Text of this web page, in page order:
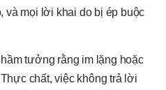
và mọi lời khai do bị ép buộc
tưởng rằng im lặng hoặc
chất, việc không trả lời